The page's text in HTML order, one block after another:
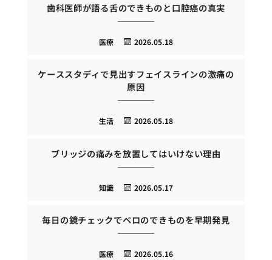
歯科医師が語る舌のできものと口腔癌の真実
2026.05.18
医療
ケーススタディで見出すフェイスラインの激痛の
原因
2026.05.18
生活
ブリッジの痛みを放置してはいけない理由
2026.05.17
知識
毎日の鏡チェックでベロのできものを早期発見
2026.05.16
医療